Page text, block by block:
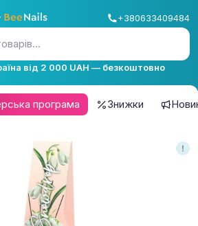
+380633409484
від 2 000 UAH — безкоштовно
програма Знижки